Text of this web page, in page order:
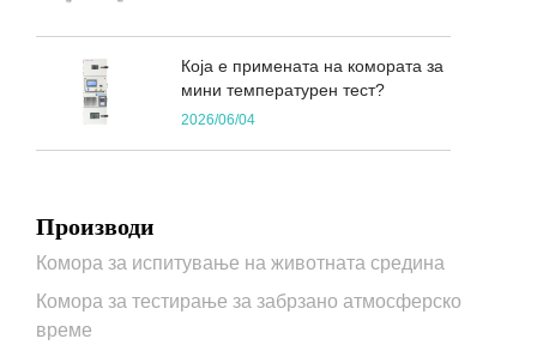
Која е примената на комората за
мини температурен тест?
2026/06/04
Производи
Комора за испитување на животната средина
Комора за тестирање за забрзано атмосферско
време